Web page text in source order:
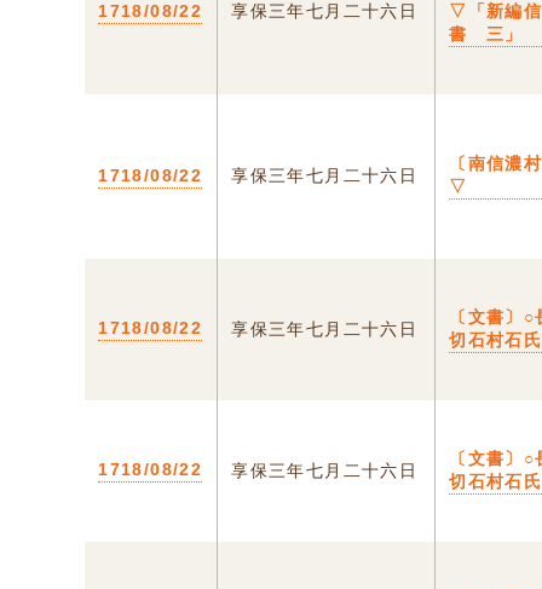
1718/08/22 享保三年七月二十六日
▽「新編
書 三」
1718/08/22 享保三年七月二十六日
〔南信濃
▽
1718/08/22 享保三年七月二十六日
〔文書〕
切石村石
1718/08/22 享保三年七月二十六日
〔文書〕
切石村石